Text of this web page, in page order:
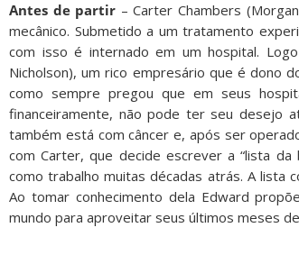
Antes de partir – Carter Chambers
mecânico. Submetido a um tratamento
com isso é internado em um hospital.
Nicholson), um rico empresário que é dono
como sempre pregou que em seus
financeiramente, não pode ter seu desejo
também está com câncer e, após ser
com Carter, que decide escrever a “lista
como trabalho muitas décadas atrás. A lista
Ao tomar conhecimento dela Edward
mundo para aproveitar seus últimos meses